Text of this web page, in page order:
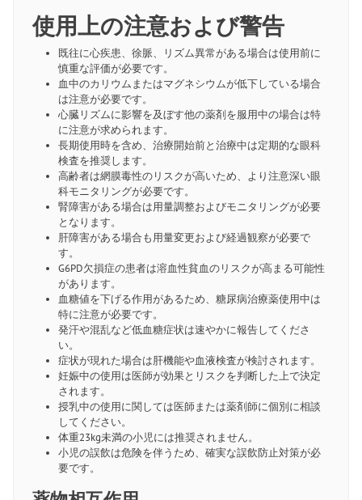
使用上の注意および警告
既往に心疾患、徐脈、リズム異常がある場合は使用前に
慎重な評価が必要です。
血中のカリウムまたはマグネシウムが低下している場合
は注意が必要です。
心臓リズムに影響を及ぼす他の薬剤を服用中の場合は特
に注意が求められます。
長期使用時を含め、治療開始前と治療中は定期的な眼科
検査を推奨します。
高齢者は網膜毒性のリスクが高いため、より注意深い眼
科モニタリングが必要です。
腎障害がある場合は用量調整およびモニタリングが必要
となります。
肝障害がある場合も用量変更および経過観察が必要で
す。
G6PD欠損症の患者は溶血性貧血のリスクが高まる可能性
があります。
血糖値を下げる作用があるため、糖尿病治療薬使用中は
特に注意が必要です。
発汗や混乱など低血糖症状は速やかに報告してくださ
い。
症状が現れた場合は肝機能や血液検査が検討されます。
妊娠中の使用は医師が効果とリスクを判断した上で決定
されます。
授乳中の使用に関しては医師または薬剤師に個別に相談
してください。
体重23kg未満の小児には推奨されません。
小児の誤飲は危険を伴うため、確実な誤飲防止対策が必
要です。